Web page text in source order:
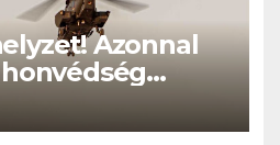
Azonnal
a baj
– Kiadták a